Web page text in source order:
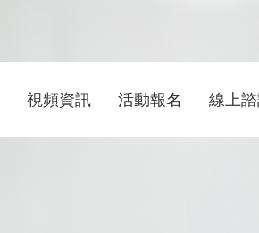
視頻資訊 活動報名 線上